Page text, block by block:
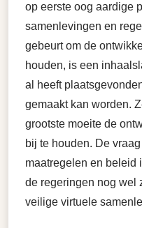
op eerste oog aardige
samenlevingen en
gebeurt om de
houden, is een
al heeft
gemaakt kan worden.
grootste moeite de
bij te houden. De
maatregelen en beleid
de regeringen nog wel
veilige virtuele